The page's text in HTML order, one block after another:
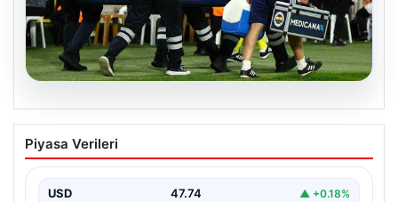
05.08.2026
Fenerbahçe’de Sturm Graz maçında
Oosterwolde’den kahreden haber!
Piyasa Verileri
USD 47.74 ▲ +0.18%